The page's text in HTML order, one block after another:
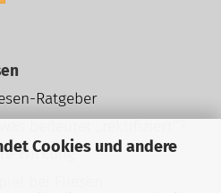
Cookies und andere
Ratgeber
Wirkung
bei Fliesen